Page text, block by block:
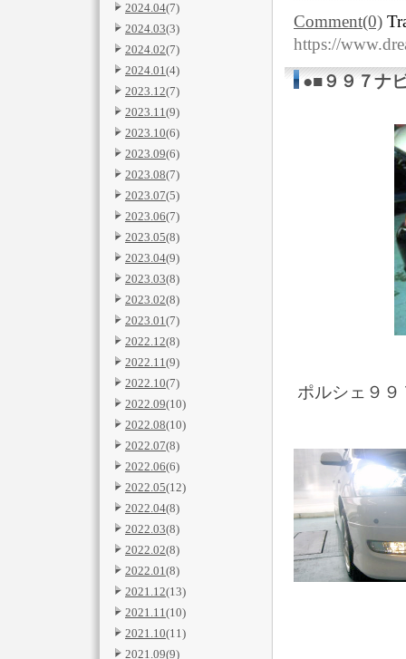
2024.04(7)
2024.03(3)
2024.02(7)
2024.01(4)
2023.12(7)
2023.11(9)
2023.10(6)
2023.09(6)
2023.08(7)
2023.07(5)
2023.06(7)
2023.05(8)
2023.04(9)
2023.03(8)
2023.02(8)
2023.01(7)
2022.12(8)
2022.11(9)
2022.10(7)
2022.09(10)
2022.08(10)
2022.07(8)
2022.06(6)
2022.05(12)
2022.04(8)
2022.03(8)
2022.02(8)
2022.01(8)
2021.12(13)
2021.11(10)
2021.10(11)
2021.09(9)
Comment(0)
https://
●■９９７ナ
ポルシェ９